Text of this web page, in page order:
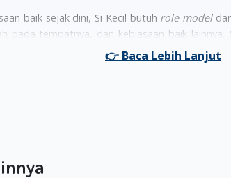
baik sejak dini, Si Kecil butuh role model
pada tempatnya, dan kebiasaan baik lainnya.